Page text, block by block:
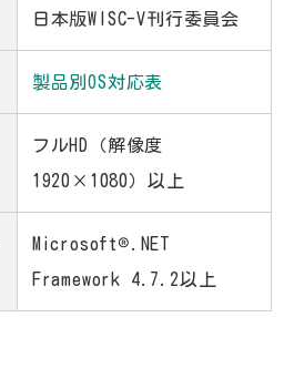
日本版WISC-V刊行委員会
製品別OS対応表
フルHD（解像度
1920×1080）以上
Microsoft®.NET
Framework 4.7.2以上